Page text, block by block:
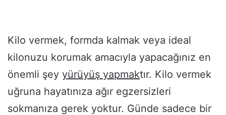
Kilo vermek, formda kalmak veya ideal
kilonuzu korumak amacıyla yapacağınız en
önemli şey yürüyüş yapmaktır. Kilo vermek
uğruna hayatınıza ağır egzersizleri
sokmanıza gerek yoktur. Günde sadece bir